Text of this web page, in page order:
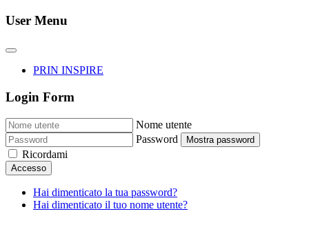
User Menu
PRIN INSPIRE
Login Form
Nome utente
Password
Mostra password
Ricordami
Accesso
Hai dimenticato la tua password?
Hai dimenticato il tuo nome utente?